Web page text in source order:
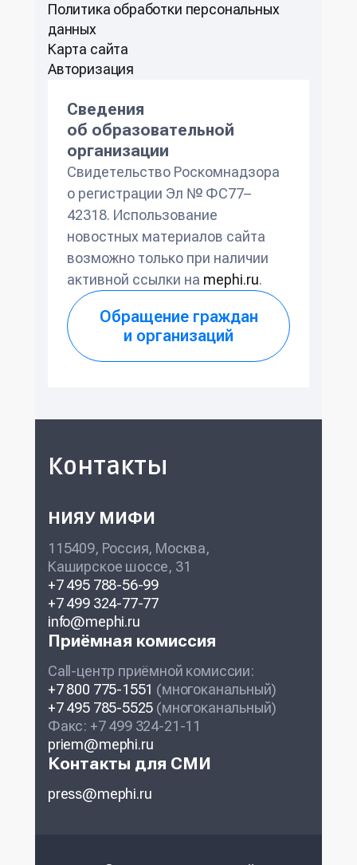
Политикa обработки персональных
данных
Карта сайта
Авторизация
Сведения
об образовательной
организации
Свидетельство Роскомнадзора
о регистрации Эл № ФС77–
42318. Использование
новостных материалов сайта
возможно только при наличии
активной ссылки на mephi.ru.
Обращение граждан
и организаций
Контакты
НИЯУ МИФИ
115409, Россия, Москва,
Каширское шоссе, 31
+7 495 788-56-99
+7 499 324-77-77
info@mephi.ru
Приёмная комиссия
Call-центр приёмной комиссии:
+7 800 775-1551 (многоканальный)
+7 495 785-5525 (многоканальный)
Факс: +7 499 324-21-11
priem@mephi.ru
Контакты для СМИ
press@mephi.ru